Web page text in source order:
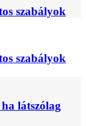
szabályok
szabályok
látszólag